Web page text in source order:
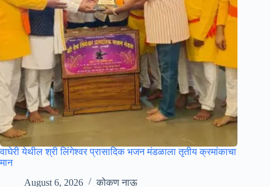
वाघेरी येथील श्री लिंगेश्वर प्रासादिक भजन मंडळाला तृतीय क्रमांकाचा
मान
August 6, 2026
कोकण नाऊ